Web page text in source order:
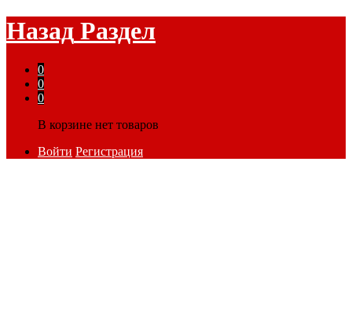
Назад Раздел
0
0
0
В корзине нет товаров
Войти Регистрация